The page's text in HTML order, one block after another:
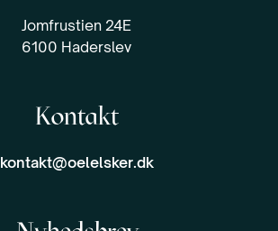
Jomfrustien 24E
6100 Haderslev
Kontakt
kontakt@oelelsker.dk